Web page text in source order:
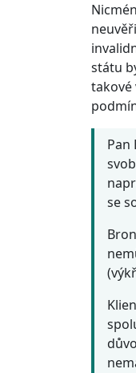
státu
takové
Pan
se